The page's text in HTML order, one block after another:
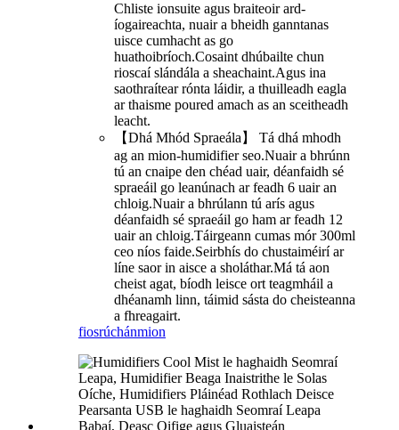
Chliste ionsuite agus braiteoir ard-
íogaireachta, nuair a bheidh ganntanas
uisce cumhacht as go
huathoibríoch.Cosaint dhúbailte chun
rioscaí slándála a sheachaint.Agus ina
saothraítear rónta láidir, a thuilleadh eagla
ar thaisme poured amach as an sceitheadh ​​
leacht.
【Dhá Mhód Spraeála】 Tá dhá mhodh
ag an mion-humidifier seo.Nuair a bhrúnn
tú an cnaipe den chéad uair, déanfaidh sé
spraeáil go leanúnach ar feadh 6 uair an
chloig.Nuair a bhrúlann tú arís agus
déanfaidh sé spraeáil go ham ar feadh 12
uair an chloig.Táirgeann cumas mór 300ml
ceo níos faide.Seirbhís do chustaiméirí ar
líne saor in aisce a sholáthar.Má tá aon
cheist agat, bíodh leisce ort teagmháil a
dhéanamh linn, táimid sásta do cheisteanna
a fhreagairt.
fiosrúchánmion